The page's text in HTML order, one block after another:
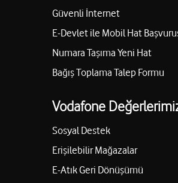
Güvenli İnternet
E-Devlet ile Mobil Hat
Numara Taşıma Yeni Hat
Bağış Toplama Talep Formu
Vodafone
Sosyal Destek
Erişilebilir Mağazalar
E-Atık Geri Dönüşümü